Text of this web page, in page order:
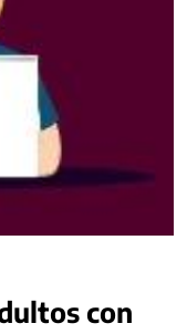
con